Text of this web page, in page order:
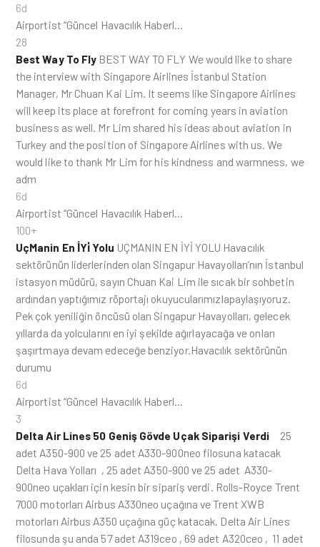
6d
Airportist “Güncel Havacılık Haberl…
28
Best Way To Fly BEST WAY TO FLY We would like to share
the interview with Singapore Airlines İstanbul Station
Manager, Mr Chuan Kai Lim. It seems like Singapore Airlines
will keep its place at forefront for coming years in aviation
business as well. Mr Lim shared his ideas about aviation in
Turkey and the position of Singapore Airlines with us. We
would like to thank Mr Lim for his kindness and warmness, we
adm
6d
Airportist “Güncel Havacılık Haberl…
100+
UçManin En İYi̇ Yolu UÇMANIN EN İYİ YOLU Havacılık
sektörünün liderlerinden olan Singapur Havayolları’nın İstanbul
istasyon müdürü, sayın Chuan Kai Lim ile sıcak bir sohbetin
ardından yaptığımız röportajı okuyucularımızlapaylaşıyoruz.
Pek çok yeniliğin öncüsü olan Singapur Havayolları, gelecek
yıllarda da yolcularını en iyi şekilde ağırlayacağa ve onları
şaşırtmaya devam edeceğe benziyor.Havacılık sektörünün
durumu
6d
Airportist “Güncel Havacılık Haberl…
3
Delta Air Lines 50 Geniş Gövde Uçak Siparişi Verdi
25
adet A350-900 ve 25 adet A330-900neo filosuna katacak
Delta Hava Yolları , 25 adet A350-900 ve 25 adet A330-
900neo uçakları için kesin bir sipariş verdi. Rolls-Royce Trent
7000 motorları Airbus A330neo uçağına ve Trent XWB
motorları Airbus A350 uçağına güç katacak. Delta Air Lines
filosunda şu anda 57 adet A319ceo , 69 adet A320ceo , 11 adet